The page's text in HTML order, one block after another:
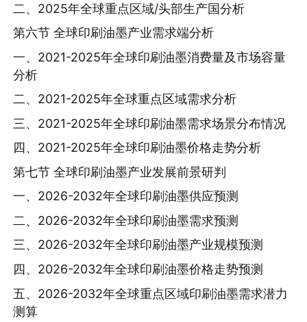
二、2025年全球重点区域/头部生产国分析
第六节 全球印刷油墨产业需求端分析
一、2021-2025年全球印刷油墨消费量及市场容量
分析
二、2021-2025年全球重点区域需求分析
三、2021-2025年全球印刷油墨需求场景分布情况
四、2021-2025年全球印刷油墨价格走势分析
第七节 全球印刷油墨产业发展前景研判
一、2026-2032年全球印刷油墨供应预测
二、2026-2032年全球印刷油墨需求预测
三、2026-2032年全球印刷油墨产业规模预测
四、2026-2032年全球印刷油墨价格走势预测
五、2026-2032年全球重点区域印刷油墨需求潜力
测算